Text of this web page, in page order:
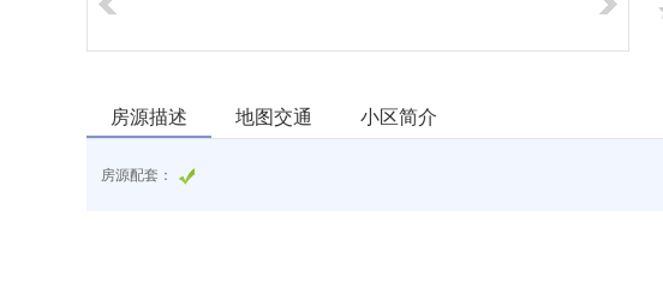
房源描述 地图交通 小区简介
房源配套：